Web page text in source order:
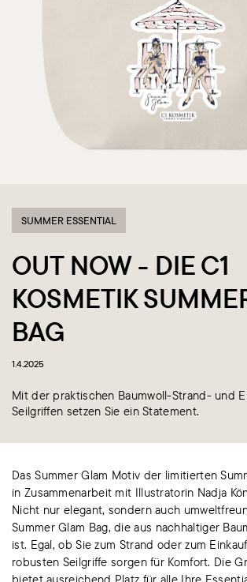
SUMMER ESSENTIAL
OUT NOW - DIE C1
KOSMETIK
BAG
1.4.2025
Mit der praktischen Baumwoll-Strand- und
Seilgriffen setzen Sie ein Statement.
Das Summer Glam Motiv der limitierten
in Zusammenarbeit mit Illustratorin Nadja
Nicht nur elegant, sondern auch
Summer Glam Bag, die aus nachhaltiger
ist. Egal, ob Sie zum Strand oder zum
robusten Seilgriffe sorgen für Komfort. Die